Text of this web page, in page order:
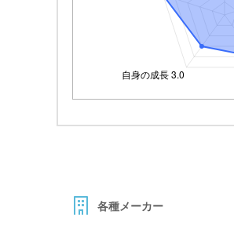
各種メーカー